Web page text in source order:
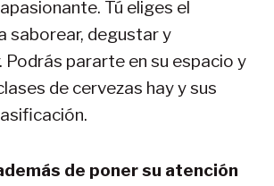
Tú eliges el
saborear, degustar y
Podrás pararte en su espacio y
de cervezas hay y sus
de poner su atención